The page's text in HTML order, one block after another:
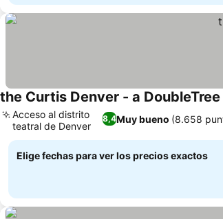
the Curtis Denver - a
8,4Muy bueno (8.658
Acceso al distrito
teatral de Denver
Elige fechas para ver los precios exactos